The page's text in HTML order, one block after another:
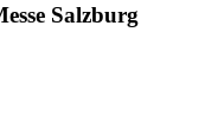
Salzburg